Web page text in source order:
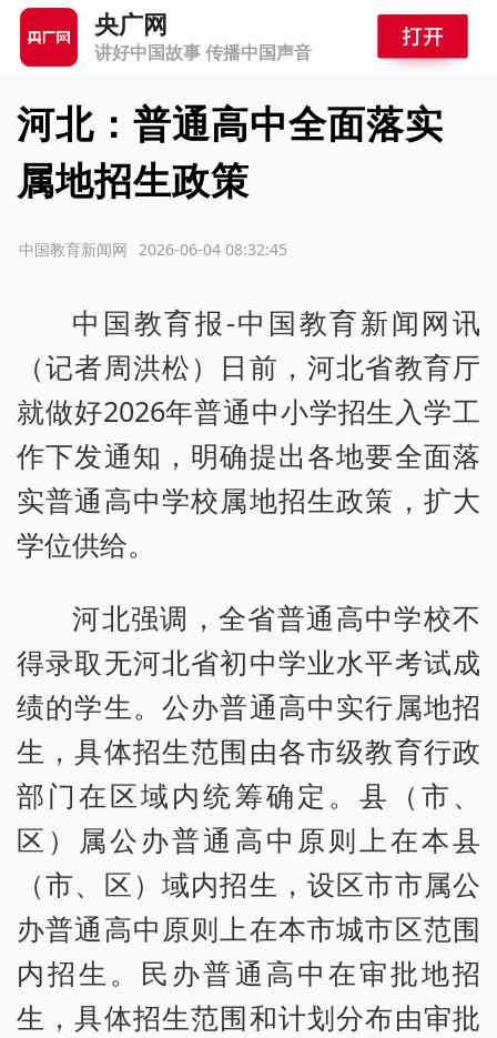
央广网
讲好中国故事 传播中国声音
河北：普通高中全面落实
属地招生政策
2026-06-04 08:32:45
中国教育新闻网
中国教育报-中国教育新闻网讯
（记者周洪松）日前，河北省教育厅
就做好2026年普通中小学招生入学工
作下发通知，明确提出各地要全面落
实普通高中学校属地招生政策，扩大
学位供给。
河北强调，全省普通高中学校不
得录取无河北省初中学业水平考试成
绩的学生。公办普通高中实行属地招
生，具体招生范围由各市级教育行政
部门在区域内统筹确定。县（市、
区）属公办普通高中原则上在本县
（市、区）域内招生，设区市市属公
办普通高中原则上在本市城市区范围
内招生。民办普通高中在审批地招
生，具体招生范围和计划分布由审批